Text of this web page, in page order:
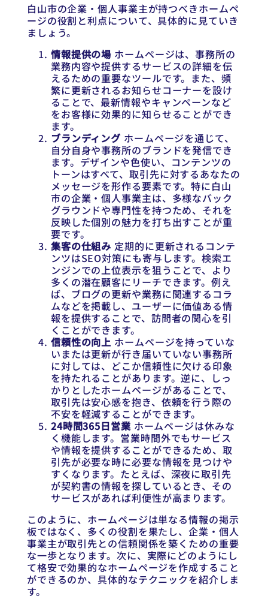
白山市の企業・個人事業主が持つべきホームペ
ージの役割と利点について、具体的に見ていき
ましょう。
情報提供の場 ホームページは、事務所の
業務内容や提供するサービスの詳細を伝
えるための重要なツールです。また、頻
繁に更新されるお知らせコーナーを設け
ることで、最新情報やキャンペーンなど
をお客様に効果的に知らせることができ
ます。
ブランディング ホームページを通じて、
自分自身や事務所のブランドを発信でき
ます。デザインや色使い、コンテンツの
トーンはすべて、取引先に対するあなたの
メッセージを形作る要素です。特に白山
市の企業・個人事業主は、多様なバック
グラウンドや専門性を持つため、それを
反映した個別の魅力を打ち出すことが重
要です。
集客の仕組み 定期的に更新されるコンテ
ンツはSEO対策にも寄与します。検索エ
ンジンでの上位表示を狙うことで、より
多くの潜在顧客にリーチできます。例え
ば、ブログの更新や業務に関連するコラ
ムなどを掲載し、ユーザーに価値ある情
報を提供することで、訪問者の関心を引
くことができます。
信頼性の向上 ホームページを持っていな
いまたは更新が行き届いていない事務所
に対しては、どこか信頼性に欠ける印象
を持たれることがあります。逆に、しっ
かりとしたホームページがあることで、
取引先は安心感を抱き、依頼を行う際の
不安を軽減することができます。
24時間365日営業ホームページは休みな
く機能します。営業時間外でもサービス
や情報を提供することができるため、取
引先が必要な時に必要な情報を見つけや
すくなります。たとえば、深夜に取引先
が契約書の情報を探しているとき、その
サービスがあれば利便性が高まります。
このように、ホームページは単なる情報の掲示
板ではなく、多くの役割を果たし、企業・個人
事業主が取引先との信頼関係を築くための重要
な一歩となります。次に、実際にどのようにし
て格安で効果的なホームページを作成すること
ができるのか、具体的なテクニックを紹介しま
す。